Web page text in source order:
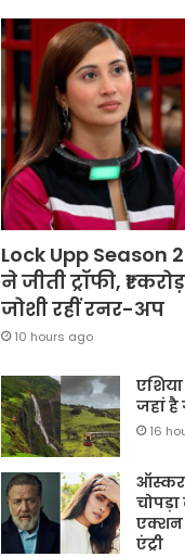
Lock Upp Season
ने जीती ट्रॉफी, ₹1
जोशी रहीं रनर-अप
10 hours ago
जहां है
16
ऑस्कर
एक्शन
एंट्री